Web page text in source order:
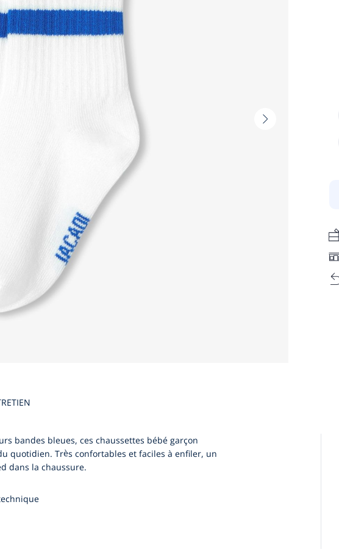
Vignette
bandes bleues, ces chaussettes bébé garçon
quotidien. Très confortables et faciles à enfiler, un
dans la chaussure.